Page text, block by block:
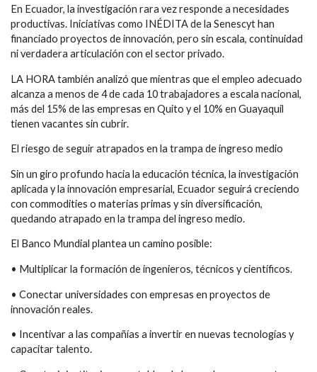
En Ecuador, la investigación rara vez responde a necesidades
productivas. Iniciativas como INÉDITA de la Senescyt han
financiado proyectos de innovación, pero sin escala, continuidad
ni verdadera articulación con el sector privado.
LA HORA también analizó que mientras que el empleo adecuado
alcanza a menos de 4 de cada 10 trabajadores a escala nacional,
más del 15% de las empresas en Quito y el 10% en Guayaquil
tienen vacantes sin cubrir.
El riesgo de seguir atrapados en la trampa de ingreso medio
Sin un giro profundo hacia la educación técnica, la investigación
aplicada y la innovación empresarial, Ecuador seguirá creciendo
con commodities o materias primas y sin diversificación,
quedando atrapado en la trampa del ingreso medio.
El Banco Mundial plantea un camino posible:
• Multiplicar la formación de ingenieros, técnicos y científicos.
• Conectar universidades con empresas en proyectos de
innovación reales.
• Incentivar a las compañías a invertir en nuevas tecnologías y
capacitar talento.